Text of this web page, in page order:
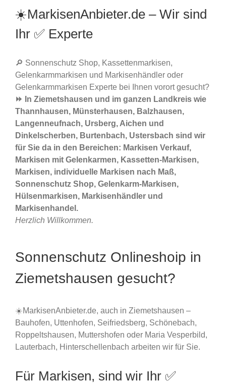
☀️MarkisenAnbieter.de – Wir sind
Ihr ✅ Experte
🔎 Sonnenschutz Shop, Kassettenmarkisen,
Gelenkarmmarkisen und Markisenhändler oder
Gelenkarmmarkisen Experte bei Ihnen vorort gesucht?
⏩ In Ziemetshausen und im ganzen Landkreis wie
Thannhausen, Münsterhausen, Balzhausen,
Langenneufnach, Ursberg, Aichen und
Dinkelscherben, Burtenbach, Ustersbach sind wir
für Sie da in den Bereichen: Markisen Verkauf,
Markisen mit Gelenkarmen, Kassetten-Markisen,
Markisen, individuelle Markisen nach Maß,
Sonnenschutz Shop, Gelenkarm-Markisen,
Hülsenmarkisen, Markisenhändler und
Markisenhandel.
Herzlich Willkommen.
Sonnenschutz Onlineshoip in
Ziemetshausen gesucht?
☀️MarkisenAnbieter.de, auch in Ziemetshausen –
Bauhofen, Uttenhofen, Seifriedsberg, Schönebach,
Roppeltshausen, Muttershofen oder Maria Vesperbild,
Lauterbach, Hinterschellenbach arbeiten wir für Sie.
Für Markisen, sind wir Ihr ✅